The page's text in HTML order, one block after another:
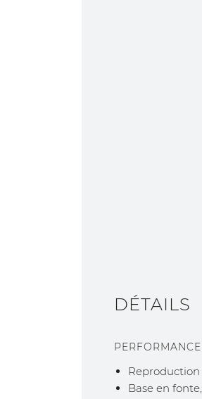
DÉTAILS
PERFORMANCE
Reproduction
Base en